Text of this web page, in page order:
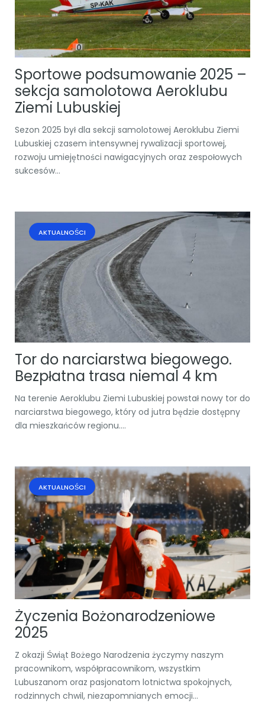
Sportowe podsumowanie 2025 –
sekcja samolotowa Aeroklubu
Ziemi Lubuskiej
Sezon 2025 był dla sekcji samolotowej Aeroklubu Ziemi
Lubuskiej czasem intensywnej rywalizacji sportowej,
rozwoju umiejętności nawigacyjnych oraz zespołowych
sukcesów...
AKTUALNOŚCI
Tor do narciarstwa biegowego.
Bezpłatna trasa niemal 4 km
Na terenie Aeroklubu Ziemi Lubuskiej powstał nowy tor do
narciarstwa biegowego, który od jutra będzie dostępny
dla mieszkańców regionu....
AKTUALNOŚCI
Życzenia Bożonarodzeniowe
2025
Z okazji Świąt Bożego Narodzenia życzymy naszym
pracownikom, współpracownikom, wszystkim
Lubuszanom oraz pasjonatom lotnictwa spokojnych,
rodzinnych chwil, niezapomnianych emocji...